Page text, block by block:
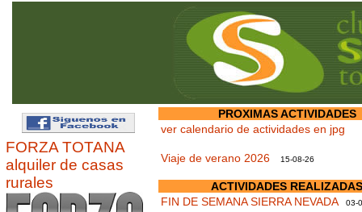
FORZA TOTANA
alquiler de casas
rurales
PROXIMAS ACTIVIDADES
ver calendario de actividades en jpg
Viaje de verano 2026 15-08-26
ACTIVIDADES REALIZADAS
FIN DE SEMANA SIERRA NEVADA 03-